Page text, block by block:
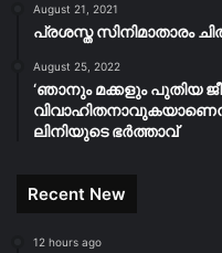
August 21, 2021
പ്രശസ്ത സിനിമാതാരം
August 25, 2022
‘ഞാനും മക്കളും പുതിയ
ലിനിയുടെ ഭർത്താവ്
Recent New
12 hours ago